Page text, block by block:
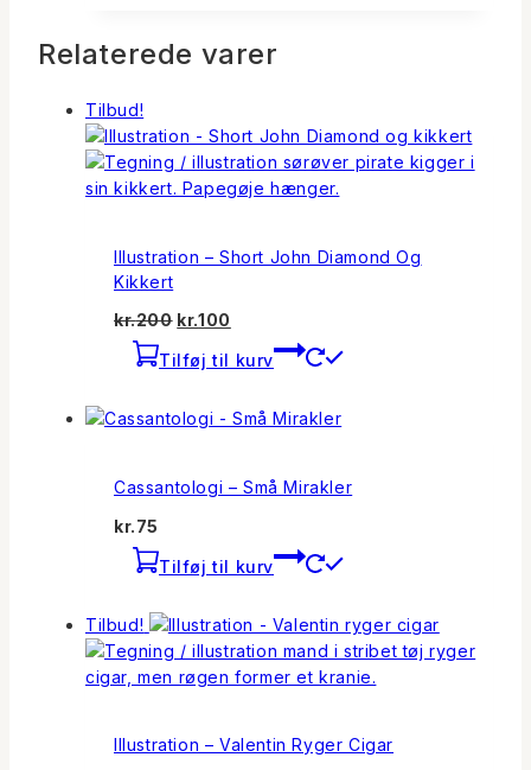
Relaterede varer
Tilbud!
Illustration – Short John Diamond Og
Kikkert
kr.200 Den
oprindelige
pris
kr.200.
kr.100
aktuelle
pris
kr.100.
Tilføj til kurv
Cassantologi – Små Mirakler
kr.75
Tilføj til kurv
Tilbud!
Illustration – Valentin Ryger Cigar